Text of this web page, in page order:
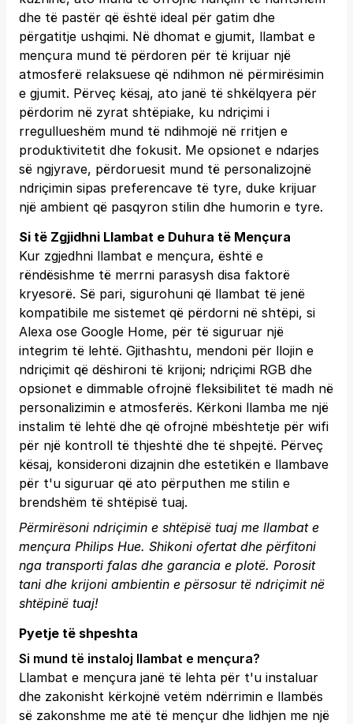
dhe të pastër që është ideal për gatim dhe
përgatitje ushqimi. Në dhomat e gjumit, llambat e
mençura mund të përdoren për të krijuar një
atmosferë relaksuese që ndihmon në përmirësimin
e gjumit. Përveç kësaj, ato janë të shkëlqyera për
përdorim në zyrat shtëpiake, ku ndriçimi i
rregullueshëm mund të ndihmojë në rritjen e
produktivitetit dhe fokusit. Me opsionet e ndarjes
së ngjyrave, përdoruesit mund të personalizojnë
ndriçimin sipas preferencave të tyre, duke krijuar
një ambient që pasqyron stilin dhe humorin e tyre.
Si të Zgjidhni Llambat e Duhura të Mençura
Kur zgjedhni llambat e mençura, është e
rëndësishme të merrni parasysh disa faktorë
kryesorë. Së pari, sigurohuni që llambat të jenë
kompatibile me sistemet që përdorni në shtëpi, si
Alexa ose Google Home, për të siguruar një
integrim të lehtë. Gjithashtu, mendoni për llojin e
ndriçimit që dëshironi të krijoni; ndriçimi RGB dhe
opsionet e dimmable ofrojnë fleksibilitet të madh në
personalizimin e atmosferës. Kërkoni llamba me një
instalim të lehtë dhe që ofrojnë mbështetje për wifi
për një kontroll të thjeshtë dhe të shpejtë. Përveç
kësaj, konsideroni dizajnin dhe estetikën e llambave
për t'u siguruar që ato përputhen me stilin e
brendshëm të shtëpisë tuaj.
Përmirësoni ndriçimin e shtëpisë tuaj me llambat e
mençura Philips Hue. Shikoni ofertat dhe përfitoni
nga transporti falas dhe garancia e plotë. Porosit
tani dhe krijoni ambientin e përsosur të ndriçimit në
shtëpinë tuaj!
Pyetje të shpeshta
Si mund të instaloj llambat e mençura?
Llambat e mençura janë të lehta për t'u instaluar
dhe zakonisht kërkojnë vetëm ndërrimin e llambës
së zakonshme me atë të mençur dhe lidhjen me një